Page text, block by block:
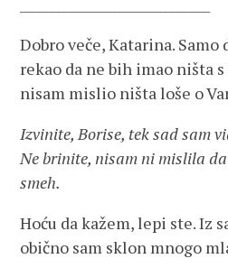
Dobro veče, Katarina. Samo
rekao da ne bih imao ništa
nisam mislio ništa loše o
Izvinite, Borise, tek sad sam
Ne brinite, nisam ni mislila
smeh.
Hoću da kažem, lepi ste. Iz
obično sam sklon mnogo